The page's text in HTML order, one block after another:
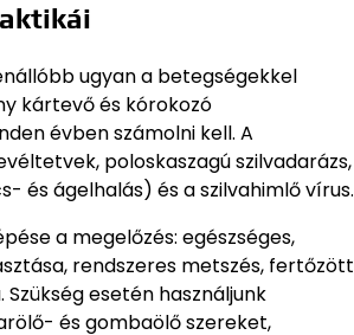
ugyan a betegségekkel
kártevő és kórokozó
évben számolni kell. A
poloskaszagú szilvadarázs,
és ágelhalás) és a szilvahimlő vírus.
a megelőzés: egészséges,
rendszeres metszés, fertőzött
esetén használjunk
és gombaölő szereket,